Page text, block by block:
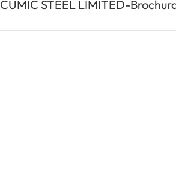
CUMIC STEEL LIMITED-